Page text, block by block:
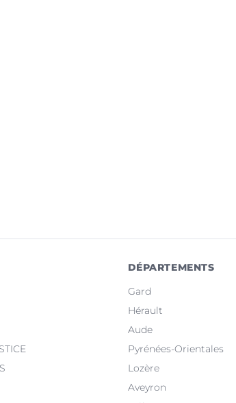
DÉPARTEMENTS
Gard
Hérault
Aude
Pyrénées-Orientales
Lozère
Aveyron